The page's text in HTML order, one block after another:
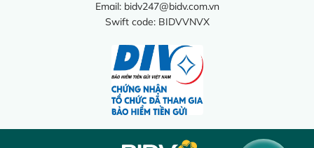
Email: bidv247@bidv.com.vn
Swift code: BIDVVNVX